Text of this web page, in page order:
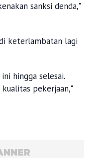
sanksi denda,"
keterlambatan lagi
hingga selesai.
pekerjaan,"